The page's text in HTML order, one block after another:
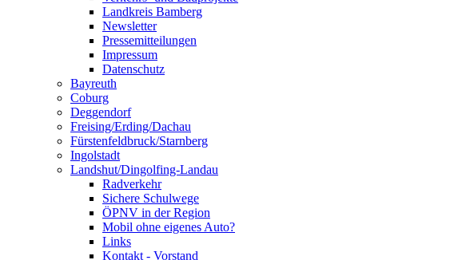
Landkreis Bamberg
Newsletter
Pressemitteilungen
Impressum
Datenschutz
Bayreuth
Coburg
Deggendorf
Freising/Erding/Dachau
Fürstenfeldbruck/Starnberg
Ingolstadt
Landshut/Dingolfing-Landau
Radverkehr
Sichere Schulwege
ÖPNV in der Region
Mobil ohne eigenes Auto?
Links
Kontakt - Vorstand